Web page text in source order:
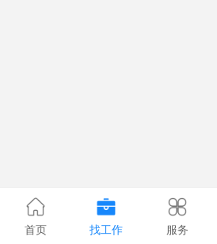
首页 找工作 服务